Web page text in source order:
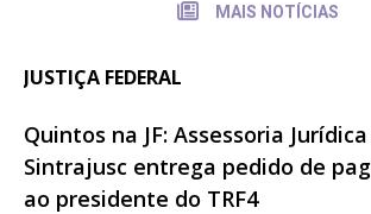
MAIS NOTÍCIAS
JUSTIÇA FEDERAL
Quintos na JF: Assessoria
Sintrajusc entrega pedido de
ao presidente do TRF4